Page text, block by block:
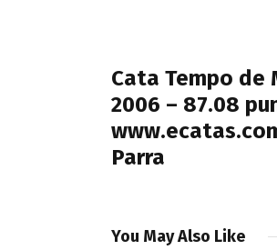
entradas
Cata Tempo de
2006 – 87.08
Parra
You May Also Like